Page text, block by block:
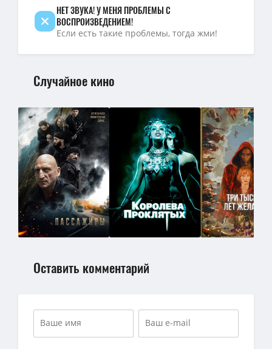
НЕТ ЗВУКА! У МЕНЯ ПРОБЛЕМЫ С
ВОСПРОИЗВЕДЕНИЕМ!
Если есть такие проблемы, тогда жми!
Случайное кино
Оставить комментарий